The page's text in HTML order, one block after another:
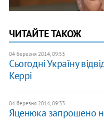
ЧИТАЙТЕ ТАКОЖ
04 березня 2014, 09:53
Сьогодні Україну
Керрі
04 березня 2014, 09:33
Яценюка запрошено